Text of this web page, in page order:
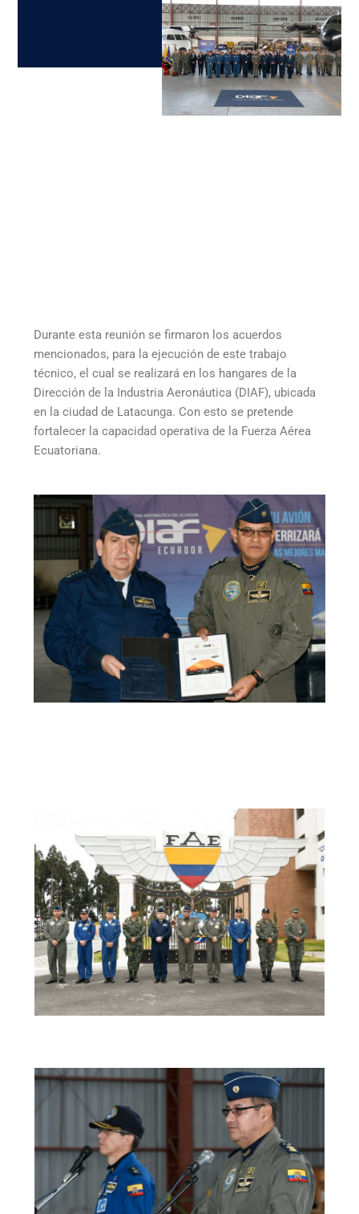
Durante esta reunión se firmaron los acuerdos
mencionados, para la ejecución de este trabajo
técnico, el cual se realizará en los hangares de la
Dirección de la Industria Aeronáutica (DIAF), ubicada
en la ciudad de Latacunga. Con esto se pretende
fortalecer la capacidad operativa de la Fuerza Aérea
Ecuatoriana.